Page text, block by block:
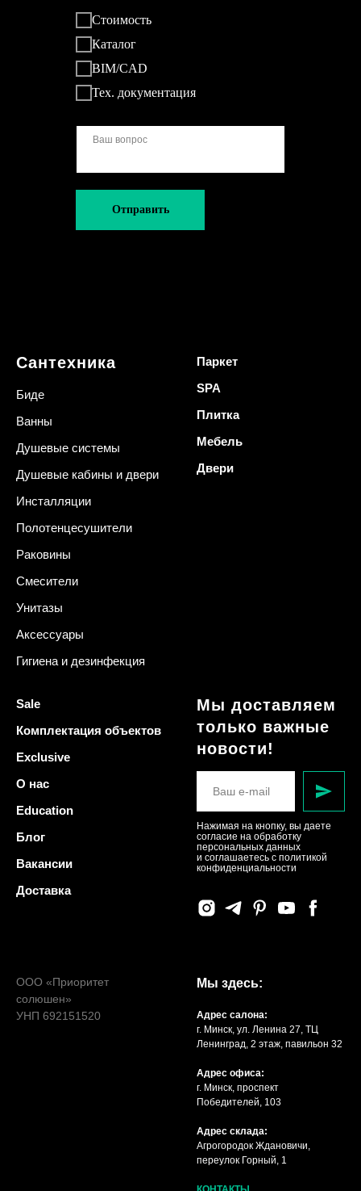
Стоимость
Каталог
BIM/CAD
Тех. документация
Отправить
Сантехника
Биде
Ванны
Душевые системы
Душевые кабины и двери
Инсталляции
Полотенцесушители
Раковины
Смесители
Унитазы
Аксессуары
Гигиена и дезинфекция
Паркет
SPA
Плитка
Мебель
Двери
Sale
Комплектация объектов
Exclusive
О нас
Education
Блог
Вакансии
Доставка
Мы доставляем
только важные
новости!
Нажимая на кнопку, вы даете
согласие на обработку
персональных данных
и соглашаетесь c политикой
конфиденциальности
ООО «Приоритет
солюшен»
УНП 692151520
Мы здесь:
Адрес салона:
г. Минск, ул. Ленина 27, ТЦ
Ленинград, 2 этаж, павильон 32
Адрес офиса:
г. Минск, проспект
Победителей, 103
Адрес склада:
Агрогородок Ждановичи,
переулок Горный, 1